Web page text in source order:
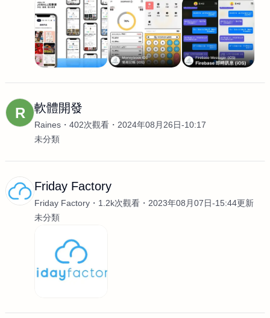
R 軟體開發
Raines 402次觀看
2024年08月26日-10:17
未分類
Friday Factory
Friday Factory 1.2k次觀看
2023年08月07日-15:44更新
未分類